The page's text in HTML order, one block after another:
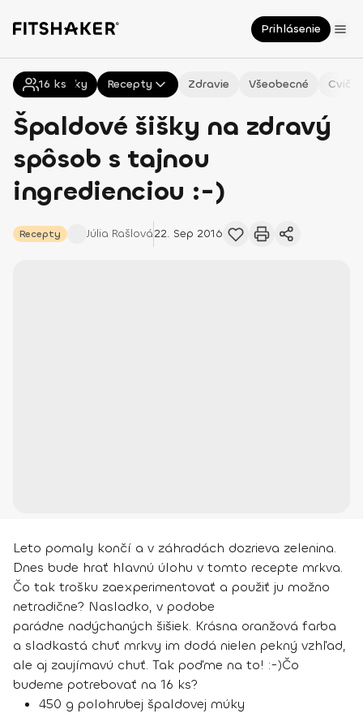
Prihlásenie
Všetky Recepty Zdravie Všeobecné
Špaldové šišky na zdravý
spôsob s tajnou
ingredienciou :-)
Recepty Júlia Rašlová22. Sep 2016
16 ks
Leto pomaly končí a v záhradách dozrieva zelenina.
Dnes bude hrať hlavnú úlohu v tomto recepte mrkva.
Čo tak trošku zaexperimentovať a použiť ju možno
netradične? Nasladko, v podobe
parádne nadýchaných šišiek. Krásna oranžová farba
a sladkastá chuť mrkvy im dodá nielen pekný vzhľad,
ale aj zaujímavú chuť. Tak poďme na to! :-)Čo
budeme potrebovať na 16 ks?
450 g polohrubej špaldovej múky